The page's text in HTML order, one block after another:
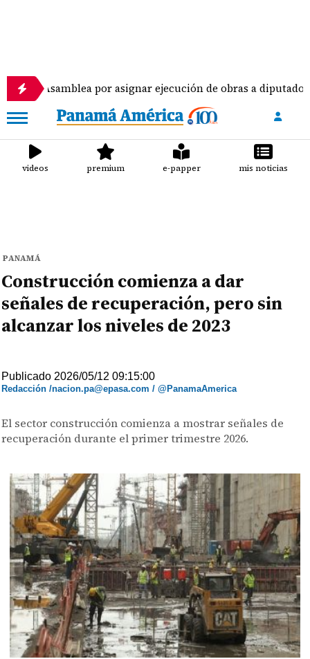
por asignar ejecución de obras a diputados
videos premium e-papper mis noticias
PANAMÁ
Construcción comienza a dar
señales de recuperación, pero sin
alcanzar los niveles de 2023
Publicado 2026/05/12 09:15:00
Redacción /nacion.pa@epasa.com / @PanamaAmerica
El sector construcción comienza a mostrar señales de
recuperación durante el primer trimestre 2026.